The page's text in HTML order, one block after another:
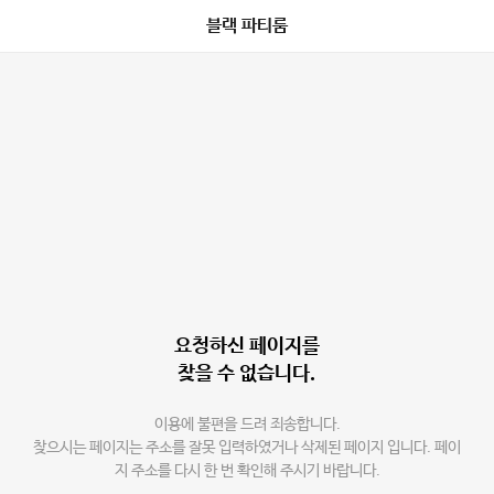
블랙 파티룸
요청하신 페이지를
찾을 수 없습니다.
이용에 불편을 드려 죄송합니다.
찾으시는 페이지는 주소를 잘못 입력하였거나 삭제된 페이지 입니다. 페이
지 주소를 다시 한 번 확인해 주시기 바랍니다.